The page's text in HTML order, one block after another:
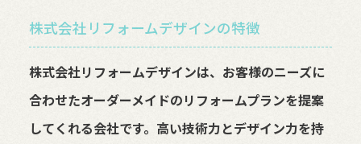
株式会社リフォームデザインの特徴
株式会社リフォームデザインは、お客様のニーズに
合わせたオーダーメイドのリフォームプランを提案
してくれる会社です。高い技術力とデザイン力を持